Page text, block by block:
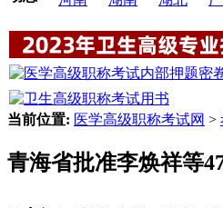
当前位置: 医学高级职称考试网 >
青海省批准李焕祥等